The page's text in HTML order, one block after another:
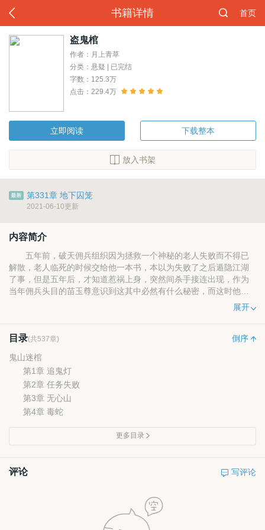
书籍详情 首页
盗鬼棺
作者：月上青草
分类：悬疑 | 已完结
字数：125.3万
点击：229.4万
立即阅读 下载整本
放入书架
第331章 地下囚笼
2021-06-10更新
内容简介
五年前，破天佣兵组织因为拯救一个神秘的老人失败而不得已
解散，老人临死的时候交给他一本书，本以为失败了之后遁隐江湖
了事，但是五年后，才知道惹祸上身，突然间杀手接连出现，作为
当年佣兵头目的苗玉尊意识到这其中必然有什么秘密，而这时他接
仇，但是范小姐说出了一个秘密，如果他能帮他找到一个神秘的鬼
为了能弄清楚这个秘密，苗玉尊接受了苗小姐的雇佣，他找到
了奔子等他行动的时候这才发现还有一个更大的秘密·····。
展开
目录(共537章)
倒序
鬼山迷棺
第1章 追鬼灯
第2章 任务失败
第3章 无心山
第4章 毒蛇
更多目录
评论 写评论